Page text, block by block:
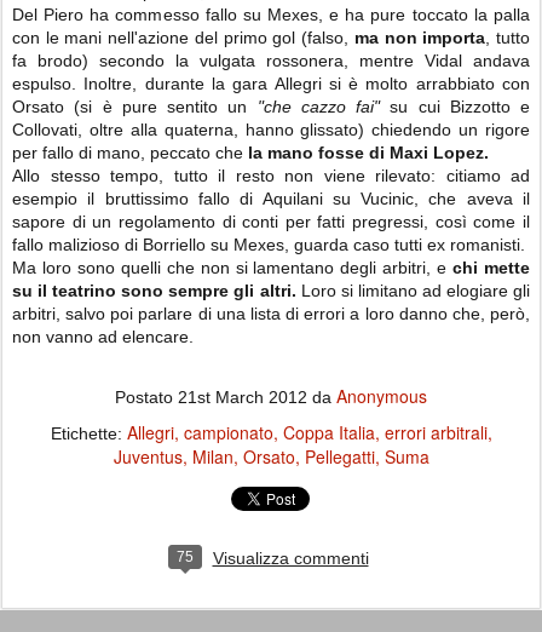
Del Piero ha commesso fallo su Mexes, e ha pure toccato la palla
con le mani nell'azione del primo gol (falso, ma non importa , tutto
fa brodo) secondo la vulgata rossonera, mentre Vidal andava
espulso. Inoltre, durante la gara Allegri si è molto arrabbiato con
Orsato (si è pure sentito un "che cazzo fai"su cui Bizzotto e
Collovati, oltre alla quaterna, hanno glissato) chiedendo un rigore
per fallo di mano, peccato che la mano fosse di Maxi Lopez.
Allo stesso tempo, tutto il resto non viene rilevato: citiamo ad
esempio il bruttissimo fallo di Aquilani su Vucinic, che aveva il
sapore di un regolamento di conti per fatti pregressi, così come il
fallo malizioso di Borriello su Mexes, guarda caso tutti ex romanisti.
Ma loro sono quelli che non si lamentano degli arbitri, echi mette
su il teatrino sono sempre gli altri. Loro si limitano ad elogiare gli
arbitri, salvo poi parlare di una lista di errori a loro danno che, però,
non vanno ad elencare.
Postato 21st March 2012 da Anonymous
Etichette: Allegri campionato Coppa Italia errori arbitrali
Juventus Milan Orsato Pellegatti Suma
75 Visualizza commenti